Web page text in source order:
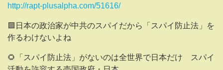
http://rapt-plusalpha.com/51616/
🟪日本の政治家が中共のスパイだから「スパイ防止法」を
作るわけないよね
🌻「スパイ防止法」がないのは全世界で日本だけ スパイ